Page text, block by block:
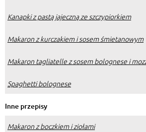
Kanapki z pastą jajeczną ze szczypiorkiem
Makaron z kurczakiem i sosem śmietanowym
Makaron tagliatelle z sosem bolognese i
Spaghetti bolognese
Inne przepisy
Makaron z boczkiem i ziołami